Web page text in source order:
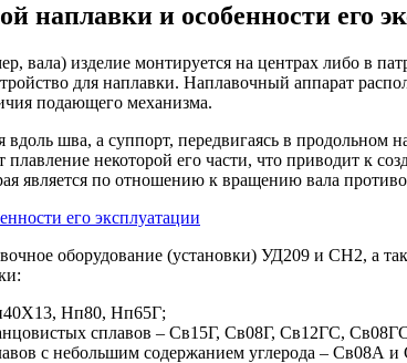
наплавки и особенности его
вала) изделие монтируется на центрах либо в
для наплавки. Наплавочный аппарат
подающего механизма.
шва, а суппорт, передвигаясь в
плавление некоторой его части, что приводит к
является по отношению к вращению вала
оборудование (установки) УД209 и СН2, а
Нп80, Нп65Г;
сплавов – Св15Г, Св08Г, Св12ГС,
с небольшим содержанием углерода – Св08А и